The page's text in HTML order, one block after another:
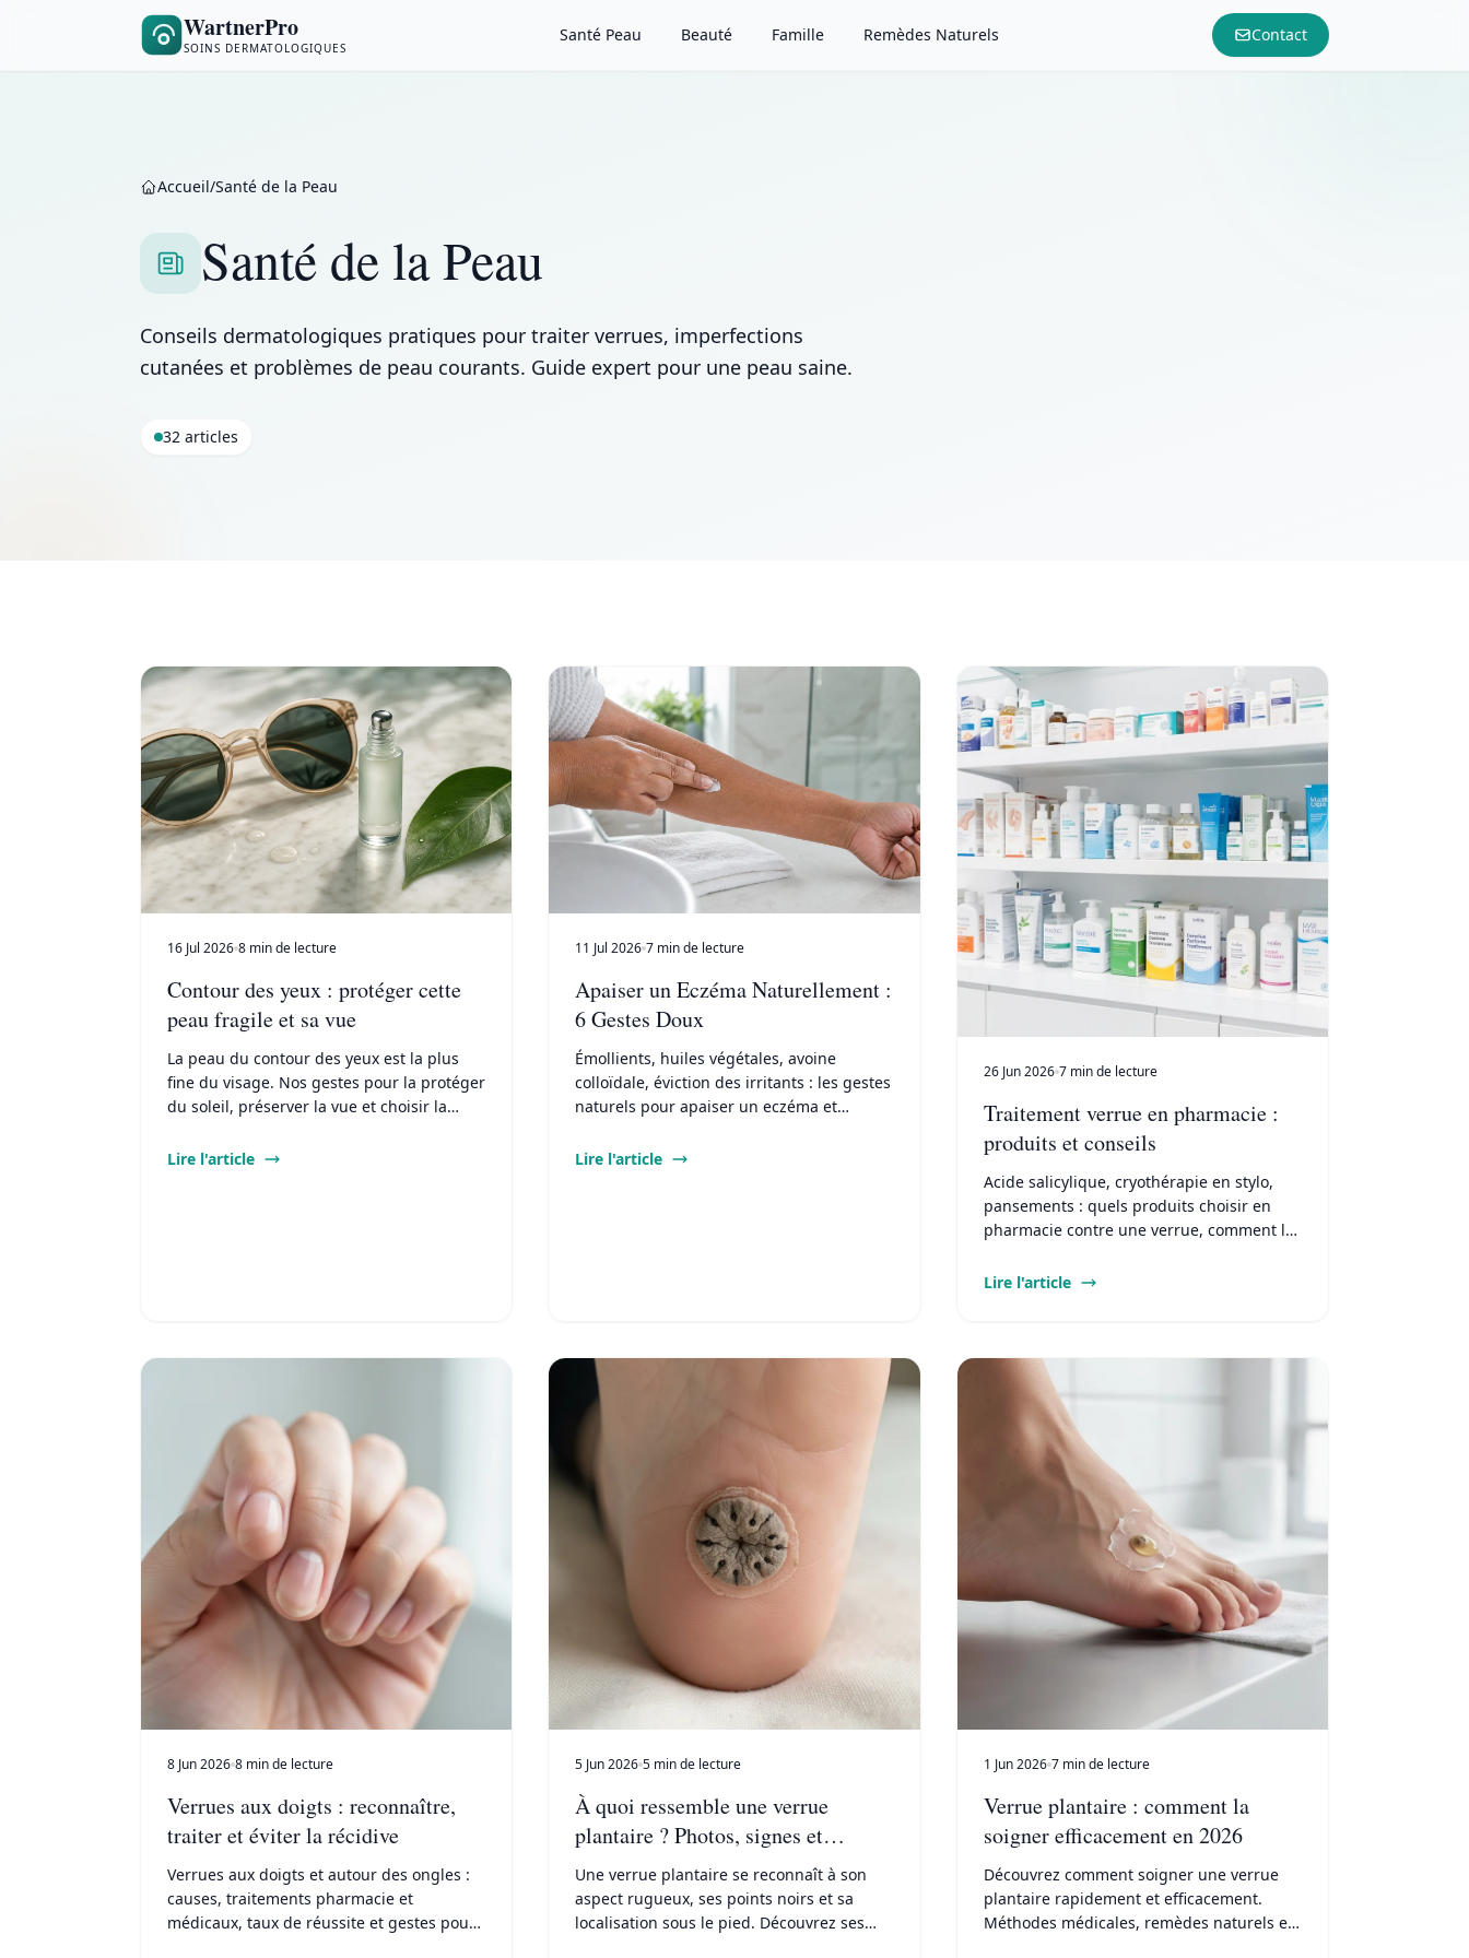
WartnerPro
SOINS DERMATOLOGIQUES
Santé Peau Beauté Famille Remèdes Naturels Contact
Accueil/Santé de la Peau
Santé de la Peau
Conseils dermatologiques pratiques pour traiter verrues, imperfections
cutanées et problèmes de peau courants. Guide expert pour une peau saine.
32 articles
16 Jul 2026 8 min de lecture
Contour des yeux : protéger cette
peau fragile et sa vue
La peau du contour des yeux est la plus
fine du visage. Nos gestes pour la protéger
du soleil, préserver la vue et choisir la
Lire l'article
11 Jul 2026 7 min de lecture
Apaiser un Eczéma Naturellement :
6 Gestes Doux
Émollients, huiles végétales, avoine
colloïdale, éviction des irritants : les gestes
naturels pour apaiser un eczéma et
Lire l'article
26 Jun 2026 7 min de lecture
Traitement verrue en pharmacie :
produits et conseils
Acide salicylique, cryothérapie en stylo,
pansements : quels produits choisir en
pharmacie contre une verrue, comment les
Lire l'article
8 Jun 2026 8 min de lecture
Verrues aux doigts : reconnaître,
traiter et éviter la récidive
Verrues aux doigts et autour des ongles :
causes, traitements pharmacie et
médicaux, taux de réussite et gestes pour
5 Jun 2026 5 min de lecture
À quoi ressemble une verrue
plantaire ? Photos, signes et
différences avec d'autres lésions
Une verrue plantaire se reconnaît à son
aspect rugueux, ses points noirs et sa
localisation sous le pied. Découvrez ses
1 Jun 2026 7 min de lecture
Verrue plantaire : comment la
soigner efficacement en 2026
Découvrez comment soigner une verrue
plantaire rapidement et efficacement.
Méthodes médicales, remèdes naturels et